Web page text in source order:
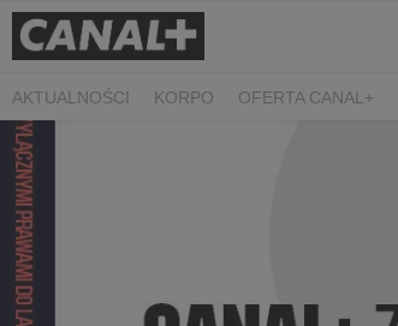
AKTUALNOŚCI KORPO OFERTA CANAL+
CZARNE STOKROTKI
PLANETA SINGLI. OSIEM HISTORII